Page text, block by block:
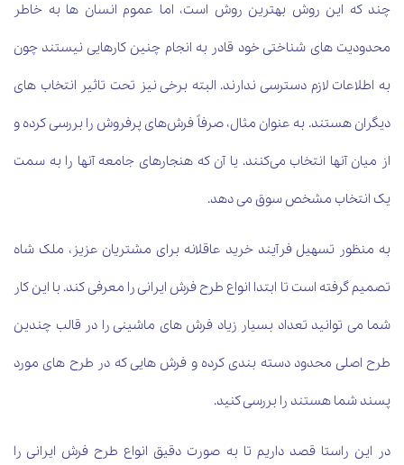
چند که این روش بهترین روش است، اما عموم انسان ها به خاطر
محدودیت های شناختی خود قادر به انجام چنین کارهایی نیستند چون
به اطلاعات لازم دسترسی ندارند. البته برخی نیز تحت تاثیر انتخاب های
دیگران هستند. به عنوان مثال، صرفاً فرش‌های پرفروش را بررسی کرده و
از میان آنها انتخاب می‌کنند. یا آن که هنجارهای جامعه آنها را به سمت
یک انتخاب مشخص سوق می دهد.
به منظور تسهیل فرآیند خرید عاقلانه برای مشتریان عزیز، ملک شاه
تصمیم گرفته است تا ابتدا انواع طرح فرش ایرانی را معرفی کند. با این کار
شما می توانید تعداد بسیار زیاد فرش های ماشینی را در قالب چندین
طرح اصلی محدود دسته بندی کرده و فرش هایی که در طرح های مورد
پسند شما هستند را بررسی کنید.
در این راستا قصد داریم تا به صورت دقیق انواع طرح فرش ایرانی را